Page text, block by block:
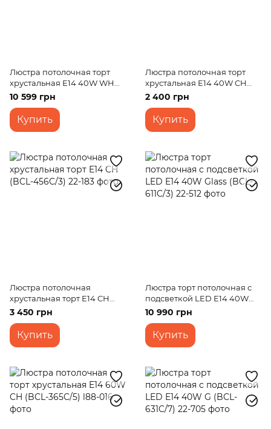
Люстра потолочная торт
хрустальная E14 40W WH
(BCL-621C/16)
10 599 грн
Купить
Люстра потолочная торт
хрустальная E14 40W CH
(BCL-454C/3)
2 400 грн
Купить
Люстра потолочная
хрустальная торт E14 CH
(BCL-456C/3)
3 450 грн
Купить
Люстра торт потолочная с
подсветкой LED E14 40W
Glass (BCL-611C/3)
10 990 грн
Купить